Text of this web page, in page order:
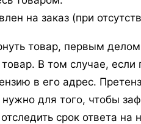
на заказ (при
товар, первым
В том случае,
в его адрес.
для того, чтобы
срок ответа